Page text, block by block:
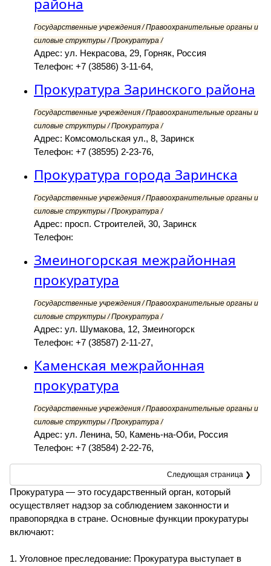
района
Государственные учреждения / Правоохранительные органы и
силовые структуры / Прокуратура /
Адрес: ул. Некрасова, 29, Горняк, Россия
Телефон: +7 (38586) 3-11-64,
Прокуратура Заринского района
Государственные учреждения / Правоохранительные органы и
силовые структуры / Прокуратура /
Адрес: Комсомольская ул., 8, Заринск
Телефон: +7 (38595) 2-23-76,
Прокуратура города Заринска
Государственные учреждения / Правоохранительные органы и
силовые структуры / Прокуратура /
Адрес: просп. Строителей, 30, Заринск
Телефон:
Змеиногорская межрайонная
прокуратура
Государственные учреждения / Правоохранительные органы и
силовые структуры / Прокуратура /
Адрес: ул. Шумакова, 12, Змеиногорск
Телефон: +7 (38587) 2-11-27,
Каменская межрайонная
прокуратура
Государственные учреждения / Правоохранительные органы и
силовые структуры / Прокуратура /
Адрес: ул. Ленина, 50, Камень-на-Оби, Россия
Телефон: +7 (38584) 2-22-76,
Следующая страница ❯
Прокуратура — это государственный орган, который
осуществляет надзор за соблюдением законности и
правопорядка в стране. Основные функции прокуратуры
включают:
1. Уголовное преследование: Прокуратура выступает в